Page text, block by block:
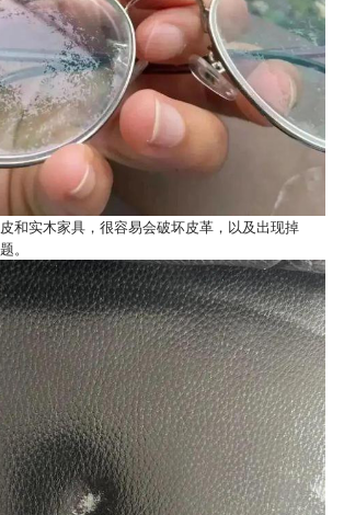
和实木家具，很容易会破坏皮革，以及出现掉
。